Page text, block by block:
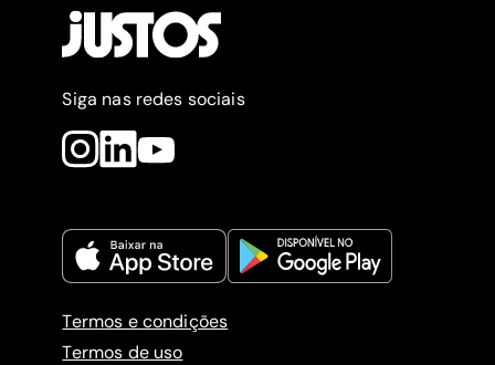
Siga nas redes sociais
Termos e condições
Termos de uso